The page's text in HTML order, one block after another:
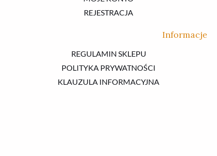
REJESTRACJA
Informacje
REGULAMIN SKLEPU
POLITYKA PRYWATNOŚCI
KLAUZULA INFORMACYJNA